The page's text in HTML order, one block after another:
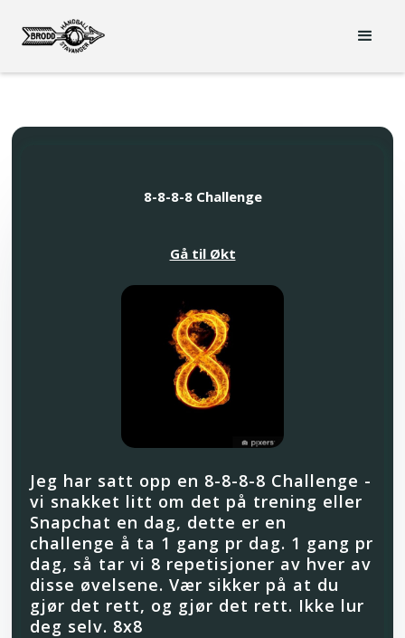
8-8-8-8 Challenge
Gå til Økt
Jeg har satt opp en 8-8-8-8 Challenge -
vi snakket litt om det på trening eller
Snapchat en dag, dette er en
challenge å ta 1 gang pr dag. 1 gang pr
dag, så tar vi 8 repetisjoner av hver av
disse øvelsene. Vær sikker på at du
gjør det rett, og gjør det rett. Ikke lur
deg selv. 8x8